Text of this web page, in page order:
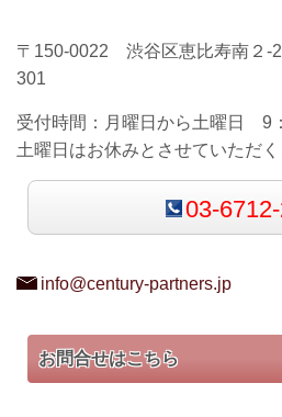
〒150-0022 渋谷区恵比寿南２-
301
受付時間： 月曜日から土曜日 9
土曜日はお休みとさせていただ
03-
info@century-partners.jp
お問合せはこちら